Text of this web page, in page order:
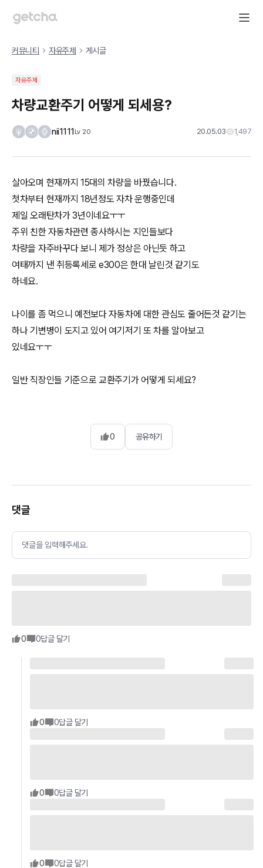
커뮤니티 자유주제 게시글
자유주제
차량교환주기 어떻게 되세용?
nii1111 Lv 20 20.05.03 1,497
살아오며 현재까지 15대의 차량을 바꿨습니다.
첫차부터 현재까지 18년정도 자차 운행중인데
제일 오래탄차가 3년이네요ㅜㅜ
주위 친한 자동차관련 종사하시는 지인들보다
차량을 자주바꾸다 보니 제가 정상은 아닌듯 하고
여태까지 낸 취등록세로 e300은 한대 날린것 같기도
하네요.
나이를 좀 먹으니 예전보다 자동차에 대한 관심도 줄어든것 같기는
하나 기변병이 도지고 있어 여기저기 또 차를 알아보고
있네요ㅜㅜ
일반 직장인들 기준으로 교환주기가 어떻게 되세요?
0 공유하기
댓글
댓글을 입력해주세요.
0 0답글 달기
0 0답글 달기
0 0답글 달기
0 0답글 달기